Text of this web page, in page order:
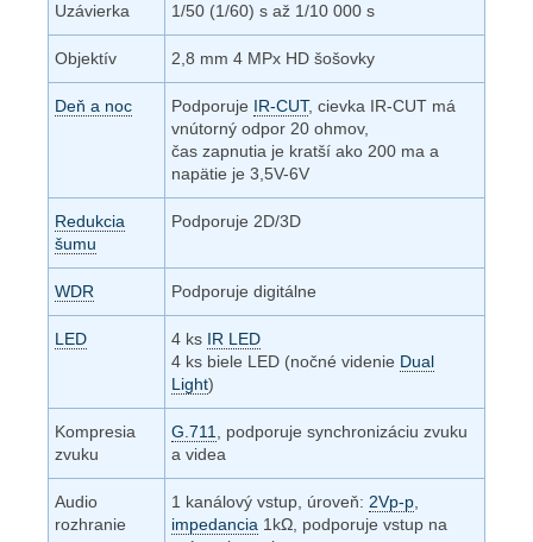
Uzávierka 1/50 (1/60) s až 1/10 000 s
Objektív 2,8 mm 4 MPx HD šošovky
Deň a noc Podporuje IR-CUT, cievka IR-CUT má
vnútorný odpor 20 ohmov,
čas zapnutia je kratší ako 200 ma a
napätie je 3,5V-6V
Redukcia
šumu
Podporuje 2D/3D
WDR Podporuje digitálne
LED 4 ks IR LED
4 ks biele LED (nočné videnie Dual
Light)
Kompresia
zvuku
G.711
, podporuje synchronizáciu zvuku
a videa
Audio
rozhranie
1 kanálový vstup, úroveň: 2Vp-p
impedancia 1kΩ , podporuje vstup na